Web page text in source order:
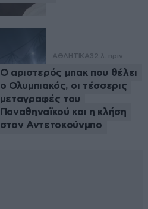
ΑΘΛΗΤΙΚΑ32 λ. πριν
Ο αριστερός μπακ που θέλει
ο Ολυμπιακός, οι τέσσερις
μεταγραφές του
Παναθηναϊκού και η κλήση
στον Αντετοκούνμπο